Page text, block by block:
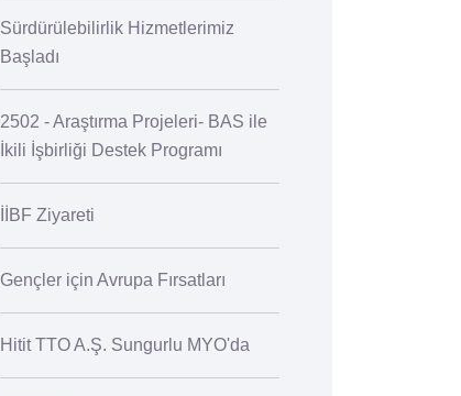
Sürdürülebilirlik Hizmetlerimiz
Başladı
2502 - Araştırma Projeleri- BAS ile
İkili İşbirliği Destek Programı
İİBF Ziyareti
Gençler için Avrupa Fırsatları
Hitit TTO A.Ş. Sungurlu MYO'da